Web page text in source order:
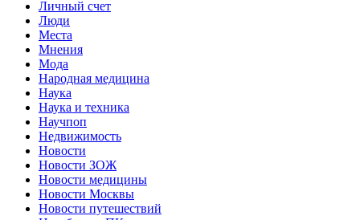
Личный счет
Люди
Места
Мнения
Мода
Народная медицина
Наука
Наука и техника
Научпоп
Недвижимость
Новости
Новости ЗОЖ
Новости медицины
Новости Москвы
Новости путешествий